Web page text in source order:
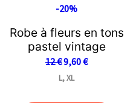
-20%
Robe à fleurs en tons
pastel vintage
12€9,60€
L, XL